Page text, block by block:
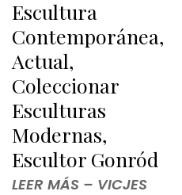
Escultura
Contemporánea,
Actual,
Coleccionar
Esculturas
Modernas,
Escultor Gonród
LEER MÁS – VICJES